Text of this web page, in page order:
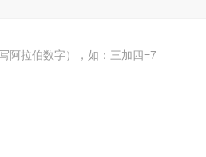
阿拉伯数字），如：三加四=7